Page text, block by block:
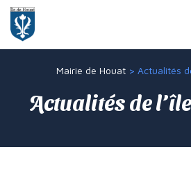
Mairie de Houat> Actualités
Actualités de